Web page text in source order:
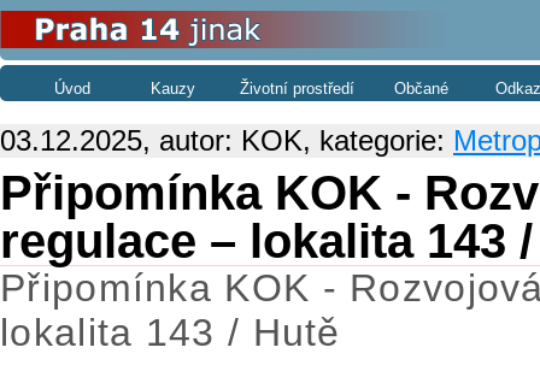
Úvod Kauzy Životní prostředí Občané
03.12.2025, autor: KOK, kategorie:
Připomínka KOK -
regulace – lokalita 143
Připomínka KOK -
lokalita 143 / Hutě